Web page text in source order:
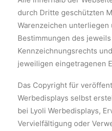
durch Dritte geschützten
Warenzeichen
Bestimmungen des
Kennzeichnungsrechts
jeweiligen eingetragenen
Das Copyright für
Werbedisplays selbst
bei Lyoli Werbedisplays,
Vervielfältigung oder